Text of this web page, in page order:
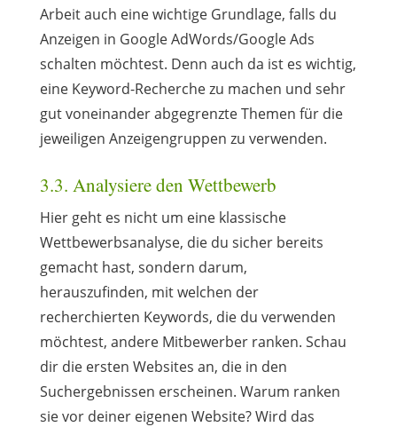
Arbeit auch eine wichtige Grundlage, falls du
Anzeigen in Google AdWords/Google Ads
schalten möchtest. Denn auch da ist es wichtig,
eine Keyword-Recherche zu machen und sehr
gut voneinander abgegrenzte Themen für die
jeweiligen Anzeigengruppen zu verwenden.
3.3. Analysiere den Wettbewerb
Hier geht es nicht um eine klassische
Wettbewerbsanalyse, die du sicher bereits
gemacht hast, sondern darum,
herauszufinden, mit welchen der
recherchierten Keywords, die du verwenden
möchtest, andere Mitbewerber ranken. Schau
dir die ersten Websites an, die in den
Suchergebnissen erscheinen. Warum ranken
sie vor deiner eigenen Website? Wird das